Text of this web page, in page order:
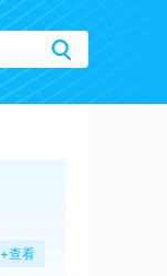
+查看